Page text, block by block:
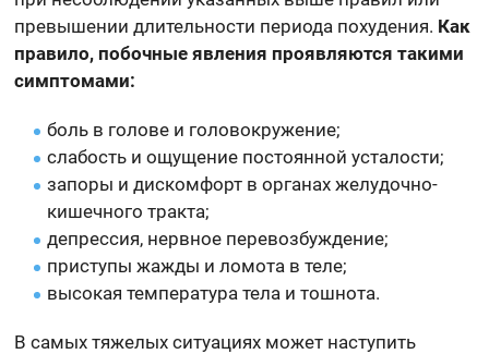
превышении длительности периода похудения. Как
правило, побочные явления проявляются такими
симптомами:
боль в голове и головокружение;
слабость и ощущение постоянной усталости;
запоры и дискомфорт в органах желудочно-
кишечного тракта;
депрессия, нервное перевозбуждение;
приступы жажды и ломота в теле;
высокая температура тела и тошнота.
В самых тяжелых ситуациях может наступить